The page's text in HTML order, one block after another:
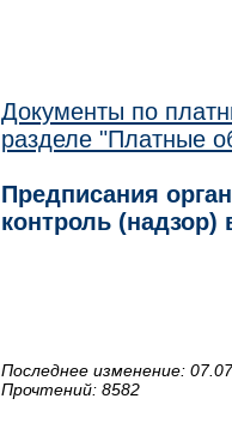
Документы по
разделе "Платные
Предписания
контроль
Последнее изменение:
Прочтений: 8582